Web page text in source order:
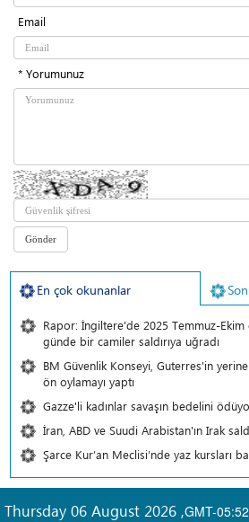
Email
* Yorumunuz
En çok okunanlar
Rapor: İngiltere'de 2025 Temmuz-Ekim
günde bir camiler saldırıya uğradı
BM Güvenlik Konseyi, Guterres'in
ön oylamayı yaptı
Gazze'li kadınlar savaşın bedelini
İran, ABD ve Suudi Arabistan'ın Irak
Şarce Kur’an Meclisi’nde yaz kursları
GMT-
Thursday 06 August 2026 ,